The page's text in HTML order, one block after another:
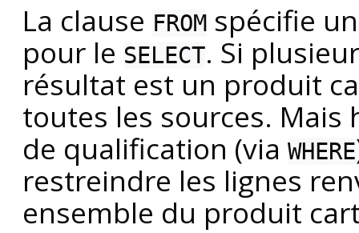
La clause FROM spécifie
pour le SELECT. Si
résultat est un produit
toutes les sources.
de qualification (via WHERE
restreindre les lignes
ensemble du produit